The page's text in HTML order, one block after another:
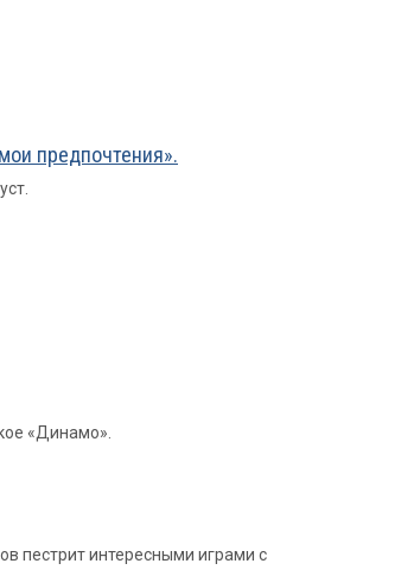
предпочтения».
«Динамо».
пестрит интересными играми с